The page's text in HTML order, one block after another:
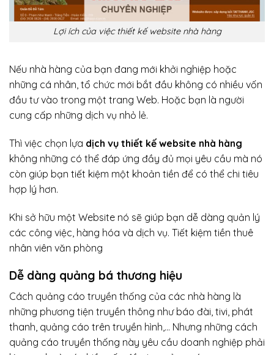
Lợi ích của việc thiết kế website nhà hàng
Nếu nhà hàng của bạn đang mới khởi nghiệp hoặc
những cá nhân, tổ chức mới bắt đầu không có nhiều vốn
đầu tư vào trong một trang Web. Hoặc bạn là người
cung cấp những dịch vụ nhỏ lẻ.
Thì việc chọn lựa dịch vụ thiết kế website nhà hàng
không những có thể đáp ứng đầy đủ mọi yêu cầu mà nó
còn giúp bạn tiết kiệm một khoản tiền để có thể chi tiêu
hợp lý hơn.
Khi sở hữu một Website nó sẽ giúp bạn dễ dàng quản lý
các công việc, hàng hóa và dịch vụ. Tiết kiệm tiền thuê
nhân viên văn phòng
Dễ dàng quảng bá thương hiệu
Cách quảng cáo truyền thống của các nhà hàng là
những phương tiện truyền thông như báo đài, tivi, phát
thanh, quảng cáo trên truyền hình,… Nhưng những cách
quảng cáo truyền thống này yêu cầu doanh nghiệp phải